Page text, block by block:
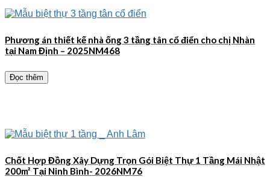
Phương án thiết kế nhà ống 3 tầng tân cổ điển cho chị Nhàn
tại Nam Định – 2025NM468
Đọc thêm
Chốt Hợp Đồng Xây Dựng Trọn Gói Biệt Thự 1 Tầng Mái Nhật
200m² Tại Ninh Bình- 2026NM76